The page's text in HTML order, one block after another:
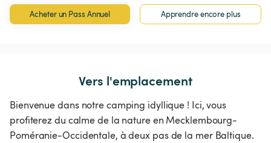
Acheter un Pass Annuel Apprendre encore plus
Vers l'emplacement
Bienvenue dans notre camping idyllique ! Ici, vous
profiterez du calme de la nature en Mecklembourg-
Poméranie-Occidentale, à deux pas de la mer Baltique.